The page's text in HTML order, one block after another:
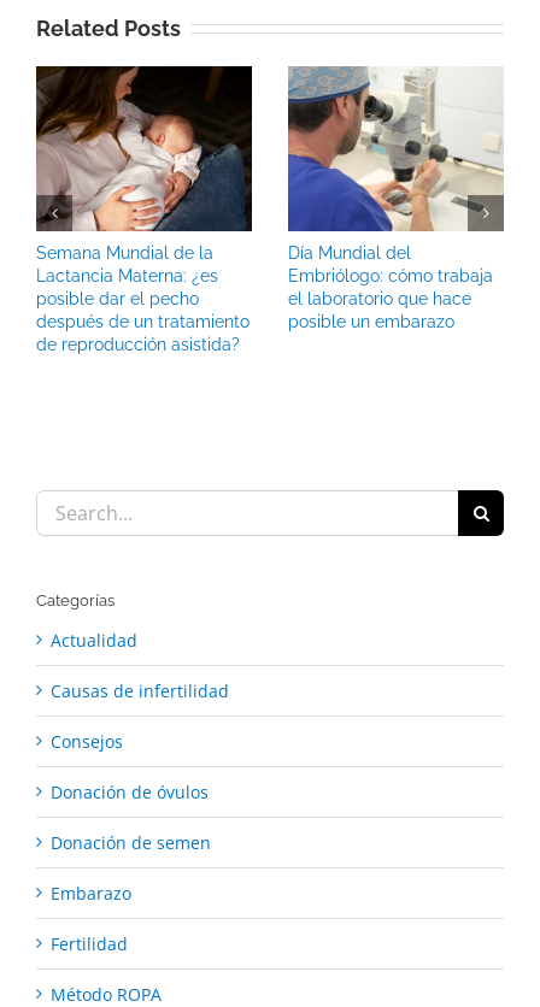
Related Posts
Semana Mundial de la
Lactancia Materna: ¿es
posible dar el pecho
después de un tratamiento
de reproducción asistida?
Día Mundial del
Embriólogo: cómo trabaja
el laboratorio que hace
posible un embarazo
Search
for:
Categorías
Actualidad
Causas de infertilidad
Consejos
Donación de óvulos
Donación de semen
Embarazo
Fertilidad
Método ROPA